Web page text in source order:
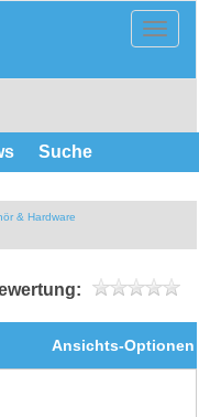
Suche
& Hardware
Ansichts-Optionen